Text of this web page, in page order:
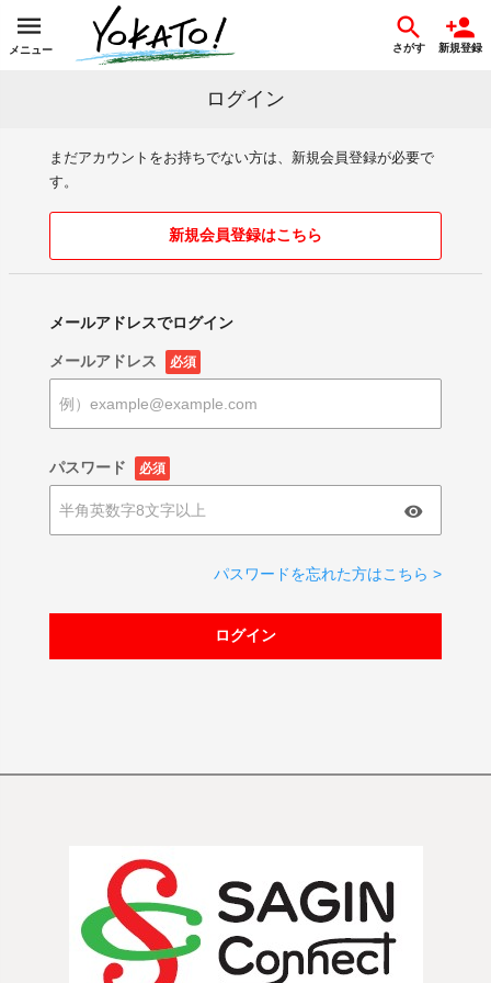
メニュー さがす 新規登録
ログイン
まだアカウントをお持ちでない方は、新規会員登録が必要で
す。
新規会員登録はこちら
メールアドレスでログイン
メールアドレス 必須
パスワード 必須
パスワードを忘れた方はこちら >
ログイン